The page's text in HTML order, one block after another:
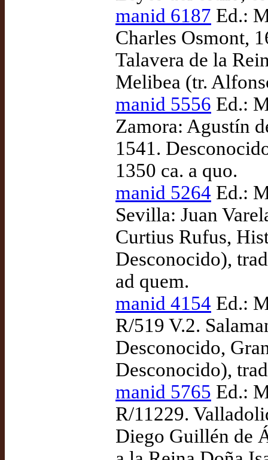
manid 6187 Ed.:
Charles Osmont,
Talavera de la
Melibea (tr.
manid 5556 Ed.:
Zamora: Agustín
1541.
1350 ca. a quo.
manid 5264 Ed.:
Sevilla: Juan
Curtius Rufus,
Desconocido),
ad quem.
manid 4154 Ed.:
R/519 V.2.
Desconocido,
Desconocido),
manid 5765 Ed.:
R/11229.
Diego Guillén de